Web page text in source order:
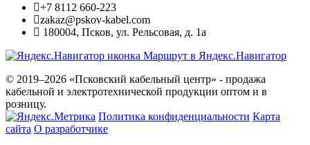
+7 8112 660-223
zakaz@pskov-kabel.com
180004, Псков, ул. Рельсовая, д. 1а
Маршрут в Яндекс.Навигатор
© 2019–2026 «Псковский кабельный центр» - продажа
кабельной и электротехнической продукции оптом и в
розницу.
Политика конфиденциальности Карта
сайта О разработчике